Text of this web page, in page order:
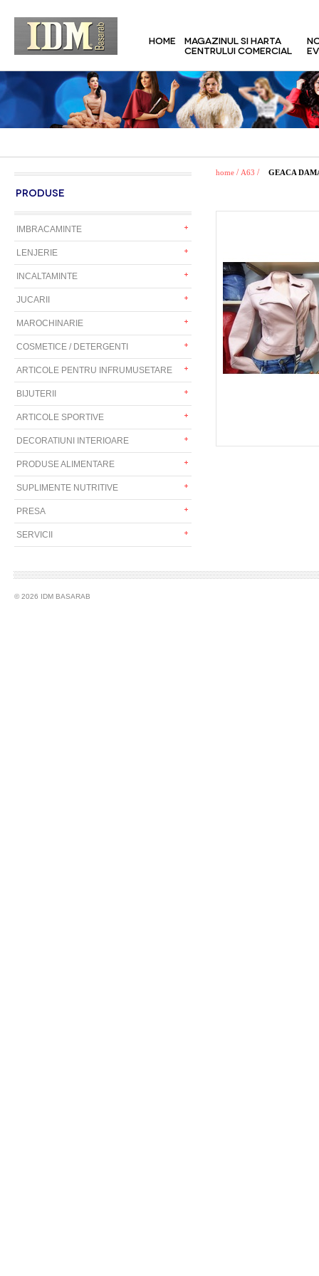
HOME
MAGAZINUL SI HARTA
CENTRULUI COMERCIAL
PRODUSE
IMBRACAMINTE
LENJERIE
INCALTAMINTE
JUCARII
MAROCHINARIE
COSMETICE / DETERGENTI
ARTICOLE PENTRU INFRUMUSETARE
BIJUTERII
ARTICOLE SPORTIVE
DECORATIUNI INTERIOARE
PRODUSE ALIMENTARE
SUPLIMENTE NUTRITIVE
PRESA
SERVICII
home / A63 / GEACA
© 2026 IDM BASARAB